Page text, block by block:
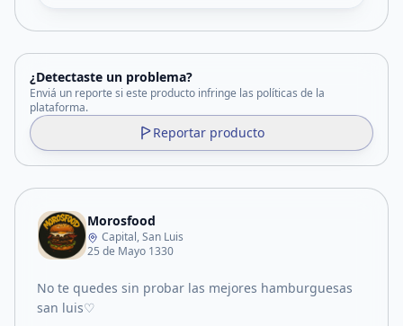
¿Detectaste un problema?
Enviá un reporte si este producto infringe las políticas de la
plataforma.
Reportar producto
Morosfood
Capital, San Luis
25 de Mayo 1330
No te quedes sin probar las mejores hamburguesas
san luis♡